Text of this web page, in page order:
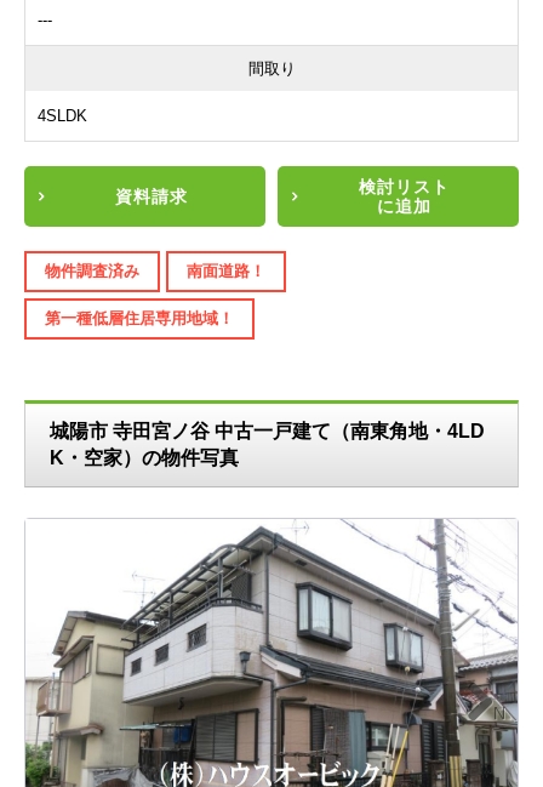
---
間取り
4SLDK
資料請求
検討リスト
に追加
物件調査済み 南面道路！
第一種低層住居専用地域！
城陽市 寺田宮ノ谷 中古一戸建て（南東角地・4LD
K・空家）の物件写真
N
ext